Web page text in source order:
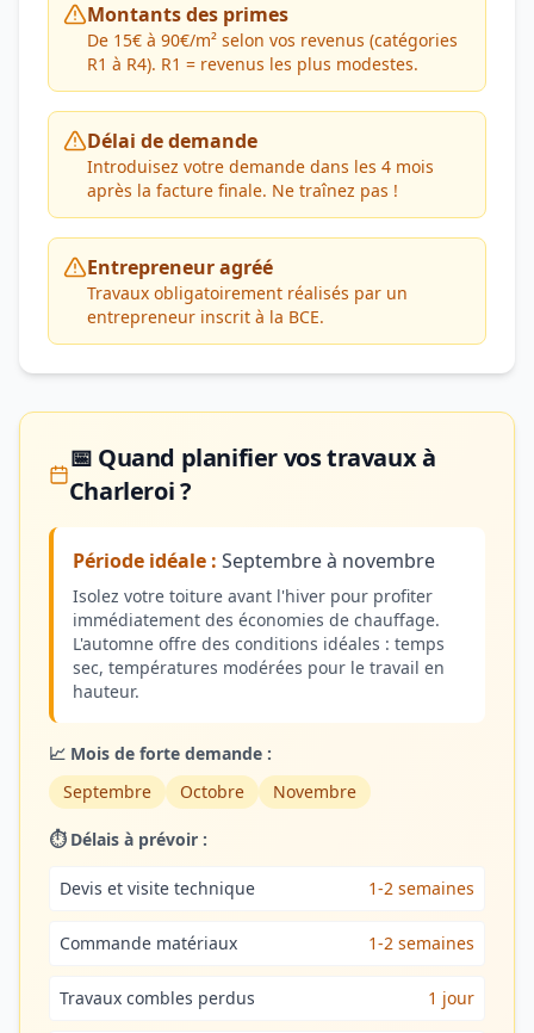
Montants des primes
De 15€ à 90€/m² selon vos revenus (catégories
R1 à R4). R1 = revenus les plus modestes.
Délai de demande
Introduisez votre demande dans les 4 mois
après la facture finale. Ne traînez pas !
Entrepreneur agréé
Travaux obligatoirement réalisés par un
entrepreneur inscrit à la BCE.
📅 Quand planifier vos travaux à
Charleroi ?
Période idéale : Septembre à novembre
Isolez votre toiture avant l'hiver pour profiter
immédiatement des économies de chauffage.
L'automne offre des conditions idéales : temps
sec, températures modérées pour le travail en
hauteur.
📈 Mois de forte demande :
Septembre
Octobre Novembre
⏱️ Délais à prévoir :
Devis et visite technique 1-2 semaines
Commande matériaux 1-2 semaines
Travaux combles perdus 1 jour